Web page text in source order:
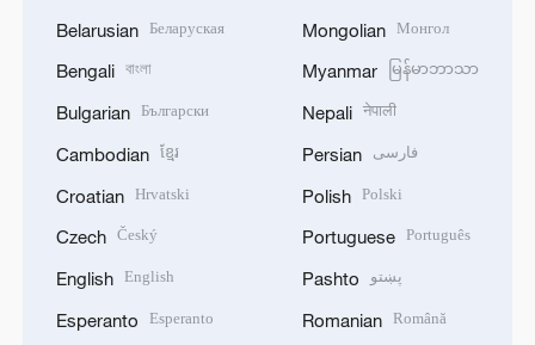
Belarusian Беларуская
Bengali বাংলা
Bulgarian Български
Cambodian ខ្មែរ
Croatian Hrvatski
Czech Český
English English
Esperanto Esperanto
Mongolian Монгол
Myanmar မြန်မာဘာသာ
Nepali नेपाली
Persian فارسی
Polish Polski
Portuguese Português
Pashto پښتو
Romanian Română